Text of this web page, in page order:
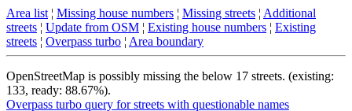
Area list ¦ Missing house numbers ¦ Missing streets ¦ Additional
streets ¦ Update from OSM ¦ Existing house numbers ¦ Existing
streets ¦ Overpass turbo ¦ Area boundary
OpenStreetMap is possibly missing the below 17 streets. (existing:
133, ready: 88.67%).
Overpass turbo query for streets with questionable names